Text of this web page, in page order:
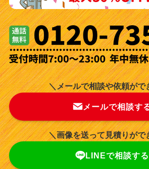
＼メールで相談や依頼がで
メールで相談す
＼画像を送って見積りがで
LINEで相談する